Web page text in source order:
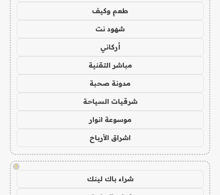
طعم وكيف
شهود نت
أركاني
مباشر التقنية
مدونة صحبة
شرقيات السياحة
موسوعة انوار
اشراق الأرباح
!
شراء باك لينك